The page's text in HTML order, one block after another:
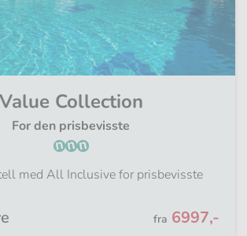
Value Collection
For den prisbevisste
med All Inclusive for prisbevisste
Fra
fra 6997,-